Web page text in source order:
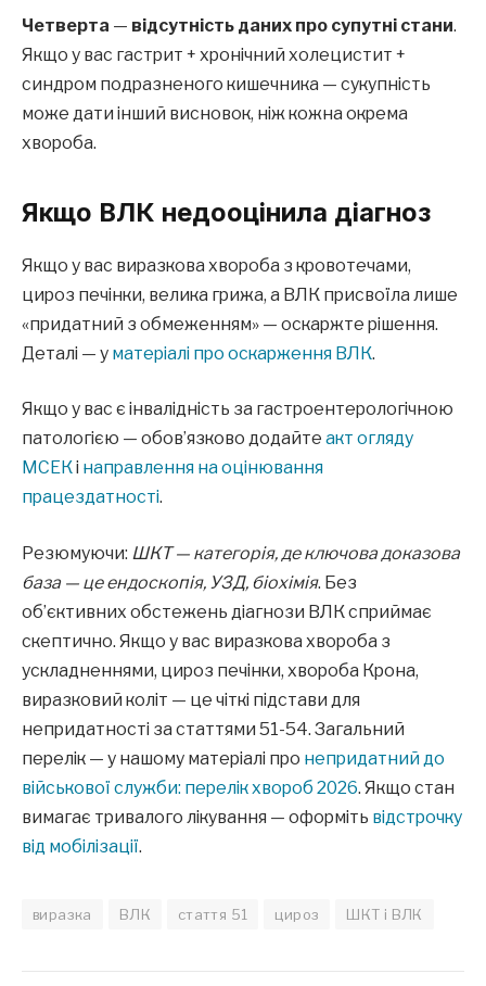
Четверта — відсутність даних про супутні стани.
Якщо у вас гастрит + хронічний холецистит +
синдром подразненого кишечника — сукупність
може дати інший висновок, ніж кожна окрема
хвороба.
Якщо ВЛК недооцінила діагноз
Якщо у вас виразкова хвороба з кровотечами,
цироз печінки, велика грижа, а ВЛК присвоїла лише
«придатний з обмеженням» — оскаржте рішення.
Деталі — у матеріалі про оскарження ВЛК.
Якщо у вас є інвалідність за гастроентерологічною
патологією — обов’язково додайте акт огляду
МСЕКі направлення на оцінювання
працездатності.
Резюмуючи: ШКТ — категорія, де ключова доказова
база — це ендоскопія, УЗД, біохімія. Без
об’єктивних обстежень діагнози ВЛК сприймає
скептично. Якщо у вас виразкова хвороба з
ускладненнями, цироз печінки, хвороба Крона,
виразковий коліт — це чіткі підстави для
непридатності за статтями 51-54. Загальний
перелік — у нашому матеріалі про непридатний до
військової служби: перелік хвороб 2026. Якщо стан
вимагає тривалого лікування — оформіть відстрочку
від мобілізації.
виразка ВЛК стаття 51 цироз ШКТ і ВЛК